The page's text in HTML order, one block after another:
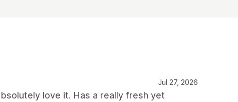
Jul 27, 2026
love it. Has a really fresh yet